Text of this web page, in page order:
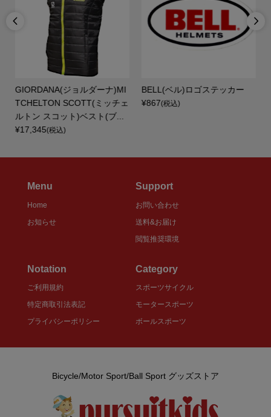

GIORDANA(ジョルダーナ)MI
TCHELTON SCOTT(ミッチェ
ルトン スコット)ベスト(ブ...
¥17,345(税込)
BELL(ベル)ロゴステッカー
¥867(税込)

Menu
Home
お知らせ
Support
お問い合わせ
送料&お届け
閲覧推奨環境
Notation
ご利用規約
特定商取引法表記
プライバシーポリシー
Category
スポーツサイクル
モータースポーツ
ボールスポーツ
Bicycle/Motor Sport/Ball Sport グッズストア